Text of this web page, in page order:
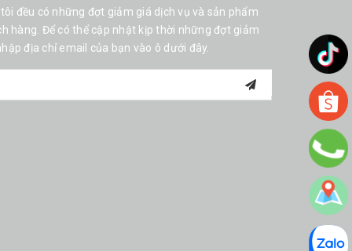
đều có những đợt giảm giá dịch vụ và sản phẩm
hàng. Để có thể cập nhật kịp thời những đợt giảm
địa chỉ email của bạn vào ô dưới đây.